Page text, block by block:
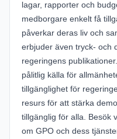
lagar, rapporter och
medborgare enkelt få
påverkar deras liv och
erbjuder även tryck- och
regeringens
pålitlig källa för
tillgänglighet för
resurs för att stärka
tillgänglig för alla. Besök
om GPO och dess